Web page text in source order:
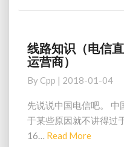
国
际
的
各
线
路）
线
路
识
（电
信
直
连、
线路知识（电信
运营商）
By Cpp | 2018-01-04
先说说中国电信吧。
于某些原因就不讲得过
16… Read MoreRead